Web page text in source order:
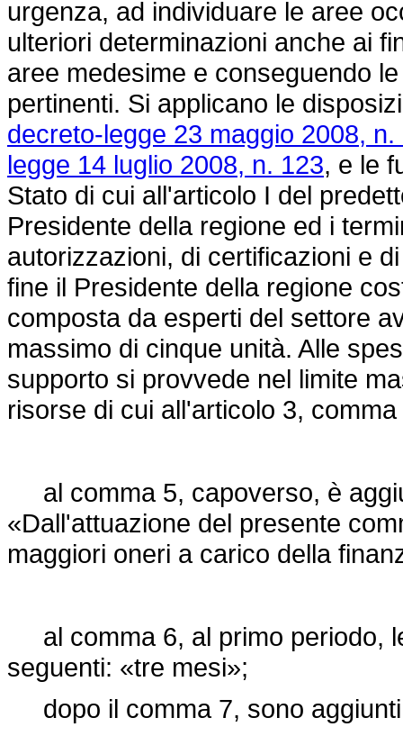
urgenza, ad individuare le aree
ulteriori determinazioni anche ai
aree medesime e conseguendo
pertinenti. Si applicano le
decreto-legge 23 maggio 2008, n.
legge 14 luglio 2008, n. 123, e le
Stato di cui all'articolo I del
Presidente della regione ed i
autorizzazioni, di certificazioni e
fine il Presidente della regione
composta da esperti del settore
massimo di cinque unità. Alle
supporto si provvede nel limite
risorse di cui all'articolo 3, comma
al comma 5, capoverso, è
«Dall'attuazione del presente
maggiori oneri a carico della
al comma 6, al primo periodo,
seguenti: «tre mesi»;
dopo il comma 7, sono